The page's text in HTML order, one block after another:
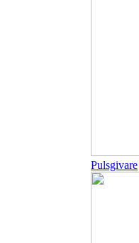
Pulsgivare